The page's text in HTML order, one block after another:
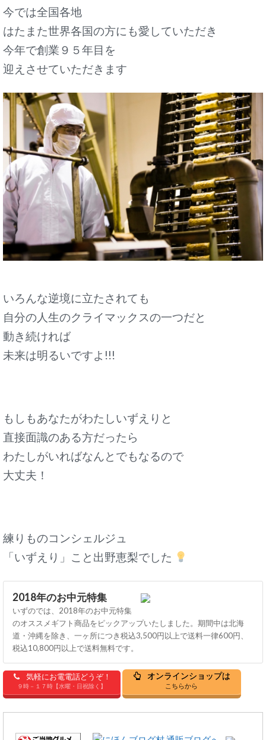
今では全国各地
はたまた世界各国の方にも愛していただき
今年で創業９５年目を
迎えさせていただきます
いろんな逆境に立たされても
自分の人生のクライマックスの一つだと
動き続ければ
未来は明るいですよ!!!
もしもあなたがわたしいずえりと
直接面識のある方だったら
わたしがいればなんとでもなるので
大丈夫！
練りものコンシェルジュ
「いずえり」こと出野恵梨でした
2018年のお中元特集
いずのでは、2018年のお中元特集
のオススメギフト商品をピックアップいたしました。期間中は北海
道・沖縄を除き、一ヶ所につき税込3,500円以上で送料一律600円、
税込10,800円以上で送料無料です。
気軽にお電電話どうぞ！
９時－１７時【水曜・日祝除く】
オンラインショップは
こちらから